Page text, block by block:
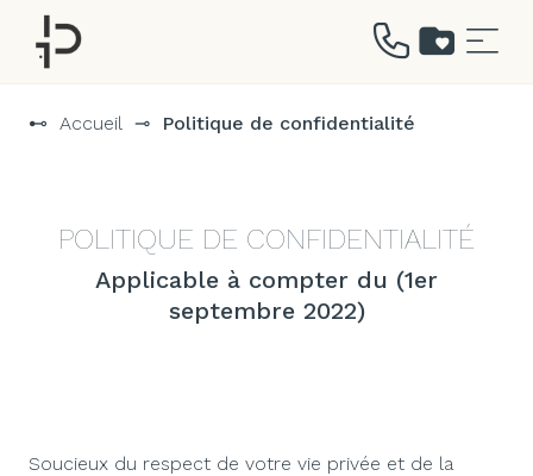
⊷ Accueil ⊸ Politique de confidentialité
POLITIQUE DE CONFIDENTIALITÉ
Applicable à compter du (1er
septembre 2022)
Soucieux du respect de votre vie privée et de la